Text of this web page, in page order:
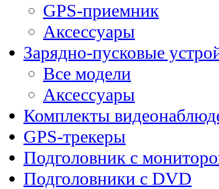
GPS-приемник
Аксессуары
Зарядно-пусковые
Все модели
Аксессуары
Комплекты
GPS-трекеры
Подголовник с
Подголовники с DVD